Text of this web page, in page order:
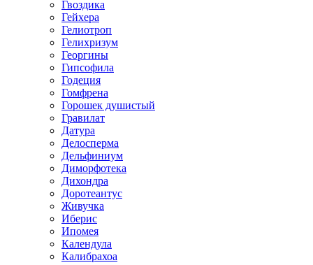
Гвоздика
Гейхера
Гелиотроп
Гелихризум
Георгины
Гипсофила
Годеция
Гомфрена
Горошек душистый
Гравилат
Датура
Делосперма
Дельфиниум
Диморфотека
Дихондра
Доротеантус
Живучка
Иберис
Ипомея
Календула
Калибрахоа